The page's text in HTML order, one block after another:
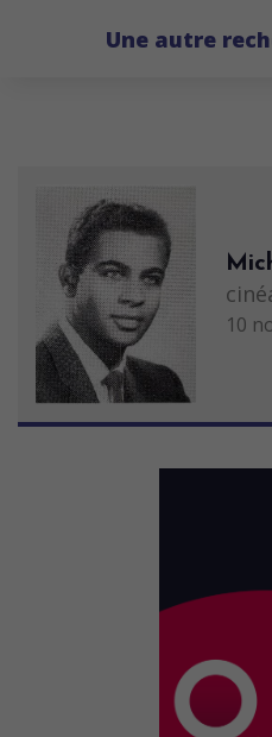
Une autre
10